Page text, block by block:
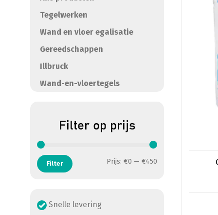
Tegelwerken
Wand en vloer egalisatie
Gereedschappen
Illbruck
Wand-en-vloertegels
Filter op prijs
Filter Prijs: €0 — €450
Snelle levering